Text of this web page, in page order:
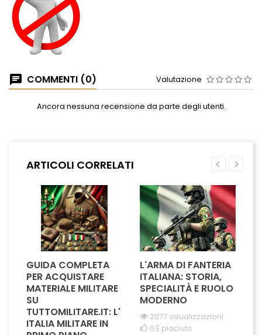
COMMENTI (0) Valutazione
Ancora nessuna recensione da parte degli utenti.
ARTICOLI CORRELATI
GUIDA COMPLETA
PER ACQUISTARE
MATERIALE MILITARE
SU
TUTTOMILITARE.IT: L'
ITALIA MILITARE IN
L'ARMA DI FANTERIA
ITALIANA: STORIA,
SPECIALITÀ E RUOLO
MODERNO
2077 visualizzazioni
0 È piaciuto